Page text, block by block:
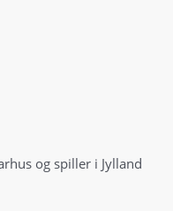
og spiller i Jylland